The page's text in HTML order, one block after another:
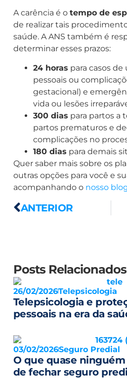
A carência é o tempo de
de realizar tais
saúde. A ANS também é
determinar esses prazos:
24 horas para casos
pessoais ou
gestacional) e
vida ou lesões
300 dias para partos a
partos prematuros e
complicações no
180 dias para demais
Quer saber mais sobre os
outras opções para você e
acompanhando o nosso
ANTERIOR
Posts Relacionados
26/02/2026Telepsicologia
Telepsicologia e
pessoais na era da
03/02/2026Seguro Predial
O que quase
de fechar seguro